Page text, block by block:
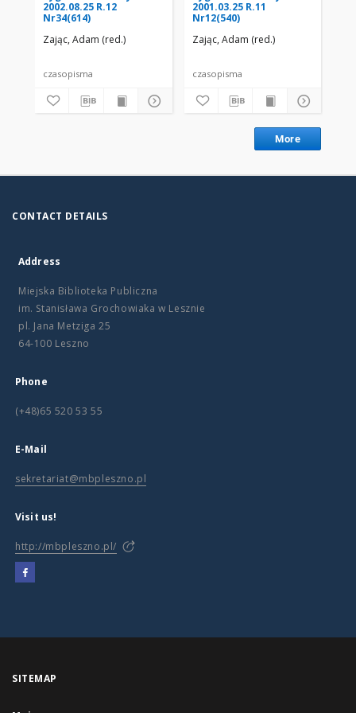
2002.08.25 R.12
Nr34(614)
Zając, Adam (red.)
czasopisma
2001.03.25 R.11
Nr12(540)
Zając, Adam (red.)
czasopisma
More
CONTACT DETAILS
Address
Miejska Biblioteka Publiczna
im. Stanisława Grochowiaka w Lesznie
pl. Jana Metziga 25
64-100 Leszno
Phone
(+48)65 520 53 55
E-Mail
sekretariat@mbpleszno.pl
Visit us!
http://mbpleszno.pl/
SITEMAP